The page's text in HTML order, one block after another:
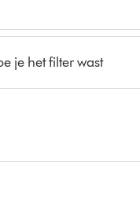
je het filter wast